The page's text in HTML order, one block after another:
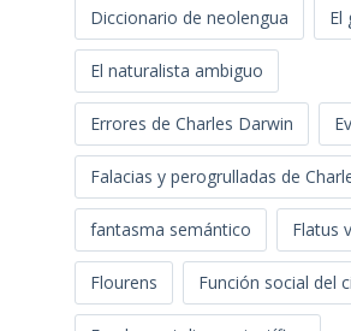
Diccionario de neolengua El
El naturalista ambiguo
Errores de Charles Darwin
Falacias y perogrulladas de
fantasma semántico Flatus
Flourens Función social del